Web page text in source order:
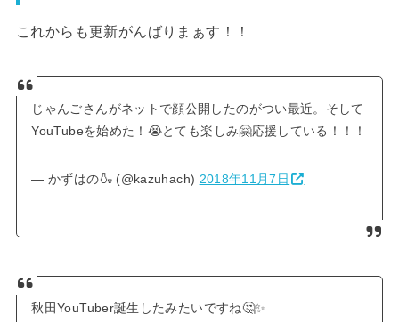
これからも更新がんばりまぁす！！
じゃんごさんがネットで顔公開したのがつい最近。そして
YouTubeを始めた！😭とても楽しみ🤗応援している！！！
— かずはの🍶 (@kazuhach) 2018年11月7日
秋田YouTuber誕生したみたいですね🤔✨